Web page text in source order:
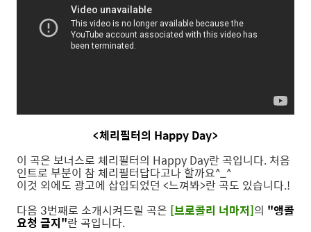
<체리필터의 Happy Day>
이 곡은 보너스로 체리필터의 Happy Day란 곡입니다. 처음
인트로 부분이 참 체리필터답다고나 할까요^_^
이것 외에도 광고에 삽입되었던 <느껴봐>란 곡도 있습니다.!
다음 3번째로 소개시켜드릴 곡은 [브로콜리 너마저]의 "앵콜
요청 금지"란 곡입니다.